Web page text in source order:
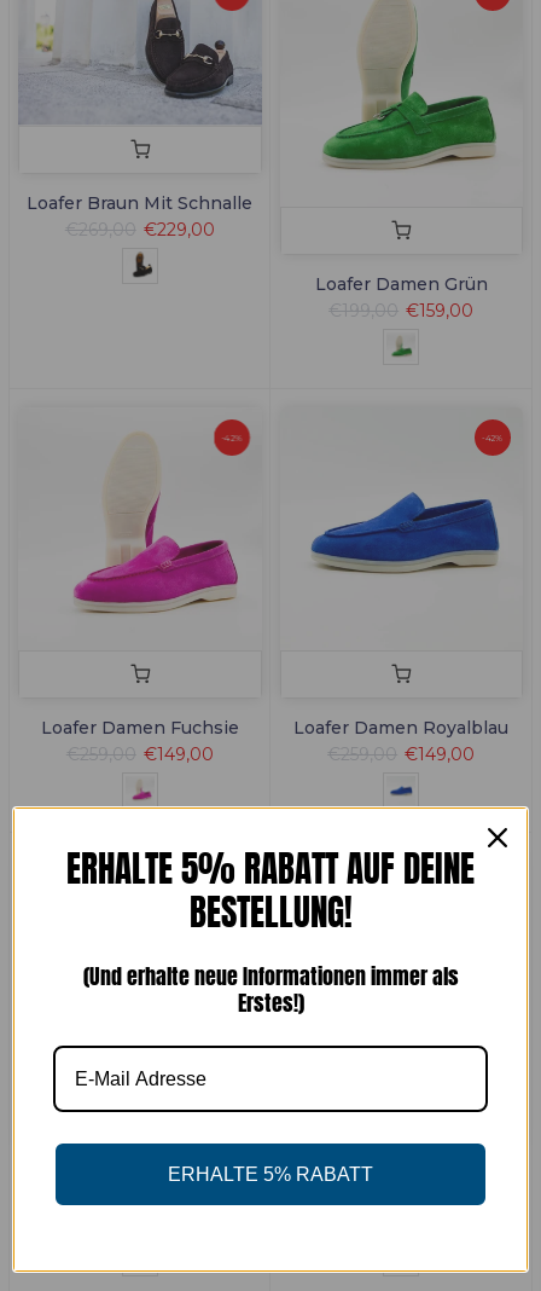
Loafer Braun Mit Schnalle
€269,00 €229,00
Loafer Damen Grün
€199,00 €159,00
-42%
Loafer Damen Fuchsie
€259,00 €149,00
-42%
Loafer Damen Royalblau
€259,00 €149,00
Sportschuh Schwarz | Echt
Strauß / Echt Python Leder
Sportschuh Blau | Echt
Strauß / Echt Python Leder
ERHALTE 5% RABATT AUF DEINE
BESTELLUNG!
(Und erhalte neue Informationen immer als
Erstes!)
ERHALTE 5% RABATT